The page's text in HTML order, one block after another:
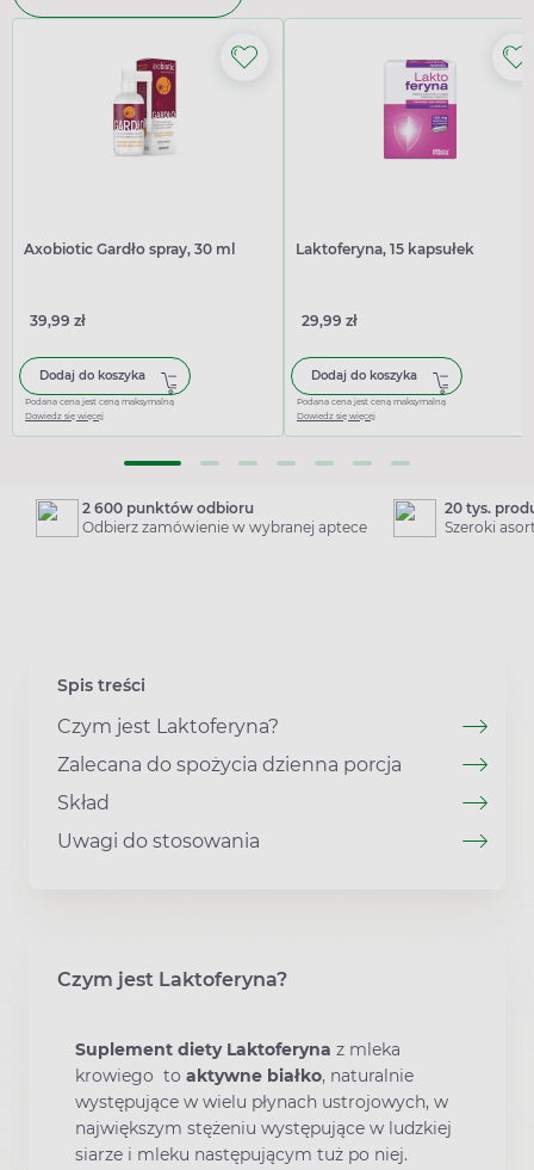
Axobiotic Gardło spray, 30 ml
39,99 zł
Dodaj do koszyka
Podana cena jest ceną maksymalną
Dowiedz się więcej
Laktoferyna, 15 kapsułek
29,99 zł
Dodaj do koszyka
Podana cena jest ceną maksymalną
Dowiedz się więcej
2 600 punktów odbioru
Odbierz zamówienie w wybranej aptece
20 tys.
Szeroki
Spis treści
Czym jest Laktoferyna?
Zalecana do spożycia dzienna porcja
Skład
Uwagi do stosowania
Czym jest Laktoferyna?
Suplement diety Laktoferyna z mleka
krowiego to aktywne białko, naturalnie
występujące w wielu płynach ustrojowych, w
największym stężeniu występujące w ludzkiej
siarze i mleku następującym tuż po niej.